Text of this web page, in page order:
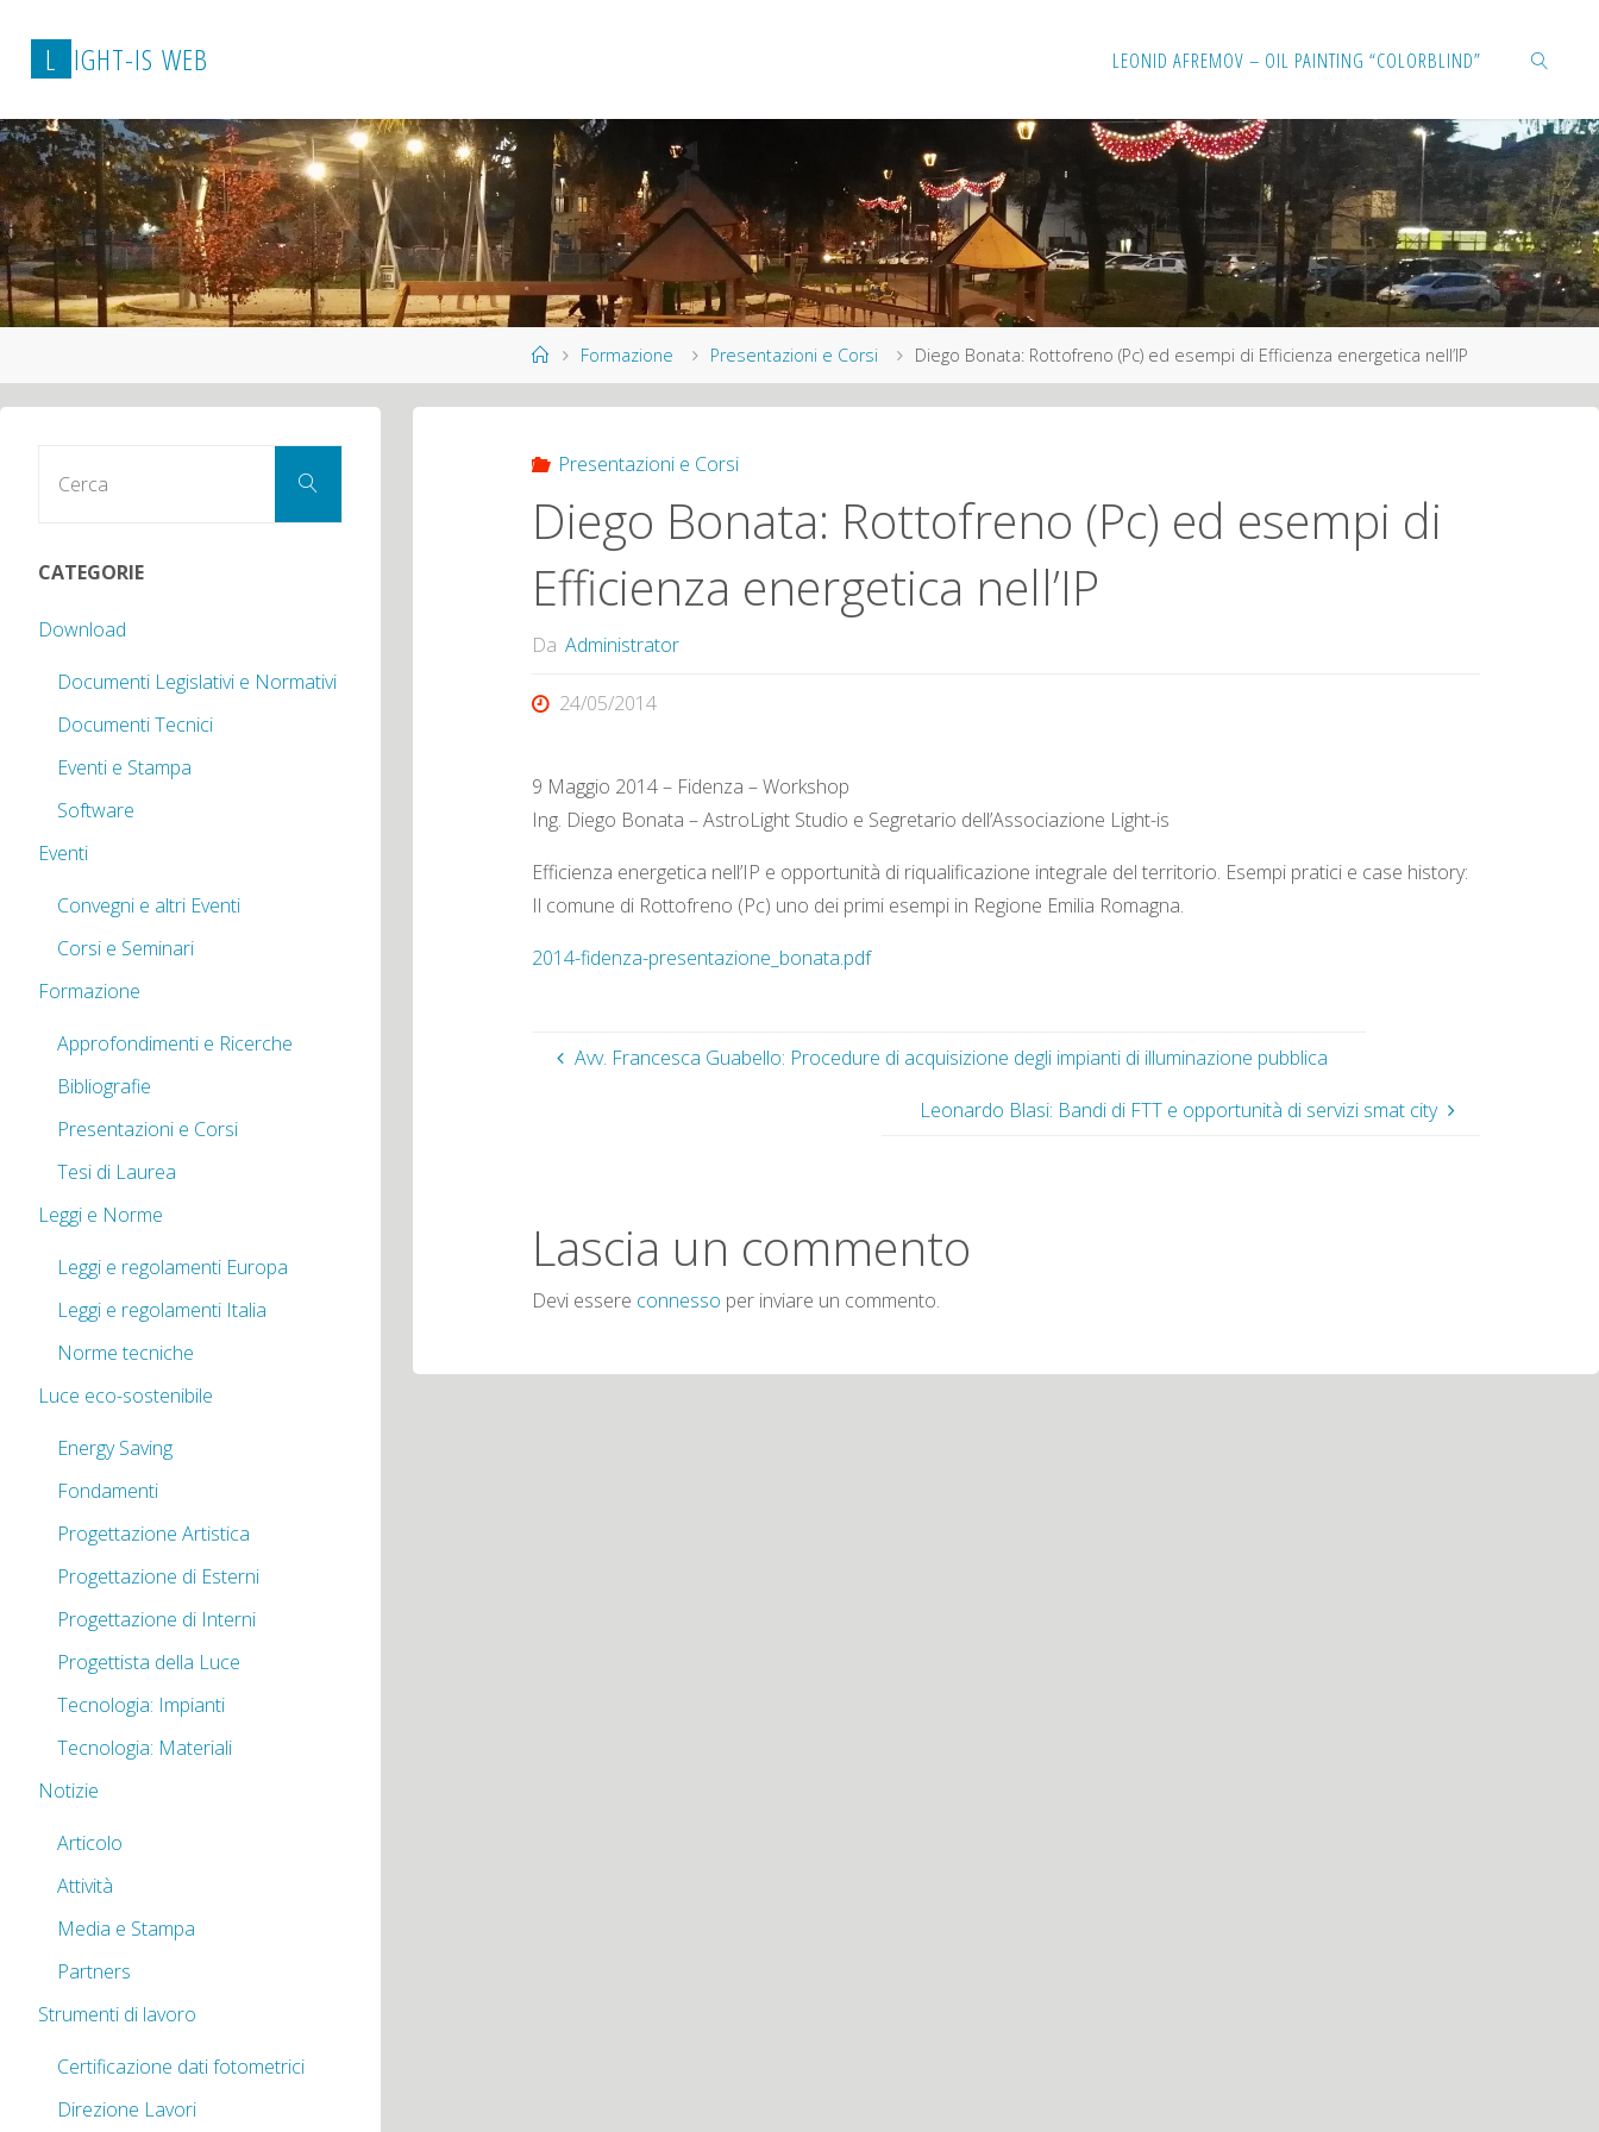
L IGHT-IS WEB
contenuto
LEONID AFREMOV – OIL PAINTING “COLORBLIND”
CERCA
HomeFormazione Presentazioni e Corsi Diego Bonata: Rottofreno (Pc) ed esempi di Efficienza energetica nell’IP
Presentazioni e Corsi
Diego Bonata: Rottofreno (Pc) ed esempi di
Efficienza energetica nell’IP
Da Administrator
24/05/2014
9 Maggio 2014 – Fidenza – Workshop
Ing. Diego Bonata – AstroLight Studio e Segretario dell’Associazione Light-is
Efficienza energetica nell’IP e opportunità di riqualificazione integrale del territorio. Esempi pratici e case history:
Il comune di Rottofreno (Pc) uno dei primi esempi in Regione Emilia Romagna.
2014-fidenza-presentazione_bonata.pdf
Avv. Francesca Guabello: Procedure di acquisizione degli impianti di illuminazione pubblica
Leonardo Blasi: Bandi di FTT e opportunità di servizi smat city
Lascia un commento
Devi essere connesso per inviare un commento.
Cerca
CATEGORIE
Download
Documenti Legislativi e Normativi
Documenti Tecnici
Eventi e Stampa
Software
Eventi
Convegni e altri Eventi
Corsi e Seminari
Formazione
Approfondimenti e Ricerche
Bibliografie
Presentazioni e Corsi
Tesi di Laurea
Leggi e Norme
Leggi e regolamenti Europa
Leggi e regolamenti Italia
Norme tecniche
Luce eco-sostenibile
Energy Saving
Fondamenti
Progettazione Artistica
Progettazione di Esterni
Progettazione di Interni
Progettista della Luce
Tecnologia: Impianti
Tecnologia: Materiali
Notizie
Articolo
Attività
Media e Stampa
Partners
Strumenti di lavoro
Certificazione dati fotometrici
Direzione Lavori